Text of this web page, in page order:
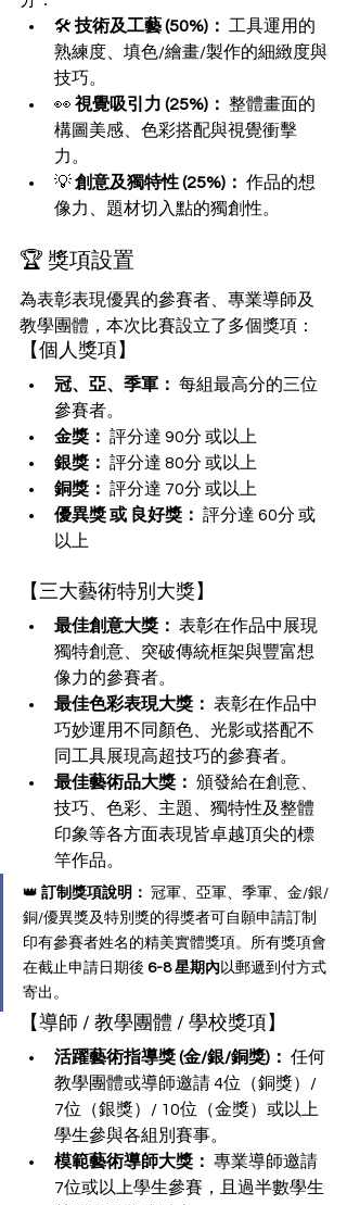
🛠️ 技術及工藝 (50%)：
工具運用的
熟練度、填色/繪畫/製作的細緻度與
技巧。
👀 視覺吸引力 (25%)： 整體畫面的
構圖美感、色彩搭配與視覺衝擊
力。
💡 創意及獨特性 (25%)： 作品的想
像力、題材切入點的獨創性。
🏆 獎項設置
為表彰表現優異的參賽者、專業導師及
教學團體，本次比賽設立了多個獎項：
【個人獎項】
冠、亞、季軍： 每組最高分的三位
參賽者。
金獎： 評分達 90分 或以上
銀獎： 評分達 80分 或以上
銅獎： 評分達 70分 或以上
優異獎 或 良好獎： 評分達 60分 或
以上
【三大藝術特別大獎】
最佳創意大獎： 表彰在作品中展現
獨特創意、突破傳統框架與豐富想
像力的參賽者。
最佳色彩表現大獎： 表彰在作品中
巧妙運用不同顏色、光影或搭配不
同工具展現高超技巧的參賽者。
最佳藝術品大獎： 頒發給在創意、
技巧、色彩、主題、獨特性及整體
印象等各方面表現皆卓越頂尖的標
竿作品。
👑 訂制獎項說明： 冠軍、亞軍、季軍、金/銀/
銅/優異獎及特別獎的得獎者可自願申請訂制
印有參賽者姓名的精美實體獎項。所有獎項會
在截止申請日期後 6-8 星期內以郵遞到付方式
寄出。
【導師 / 教學團體 / 學校獎項】
活躍藝術指導獎 (金/銀/銅獎)： 任何
教學團體或導師邀請 4位（銅獎）/
7位（銀獎）/ 10位（金獎）或以上
學生參與各組別賽事。
模範藝術導師大獎： 專業導師邀請
7位或以上學生參賽，且過半數學生